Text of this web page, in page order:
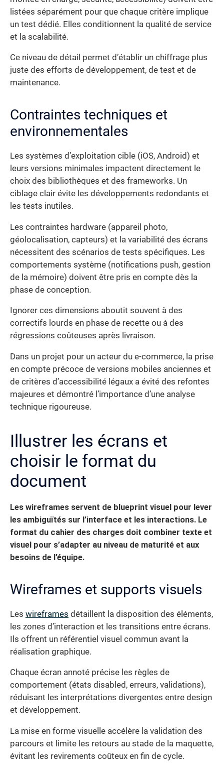
listées séparément pour que chaque critère implique
un test dédié. Elles conditionnent la qualité de service
et la scalabilité.
Ce niveau de détail permet d’établir un chiffrage plus
juste des efforts de développement, de test et de
maintenance.
Contraintes techniques et
environnementales
Les systèmes d’exploitation cible (iOS, Android) et
leurs versions minimales impactent directement le
choix des bibliothèques et des frameworks. Un
ciblage clair évite les développements redondants et
les tests inutiles.
Les contraintes hardware (appareil photo,
géolocalisation, capteurs) et la variabilité des écrans
nécessitent des scénarios de tests spécifiques. Les
comportements système (notifications push, gestion
de la mémoire) doivent être pris en compte dès la
phase de conception.
Ignorer ces dimensions aboutit souvent à des
correctifs lourds en phase de recette ou à des
régressions coûteuses après livraison.
Dans un projet pour un acteur du e-commerce, la prise
en compte précoce de versions mobiles anciennes et
de critères d’accessibilité légaux a évité des refontes
majeures et démontré l’importance d’une analyse
technique rigoureuse.
Illustrer les écrans et
choisir le format du
document
Les wireframes servent de blueprint visuel pour lever
les ambiguïtés sur l’interface et les interactions. Le
format du cahier des charges doit combiner texte et
visuel pour s’adapter au niveau de maturité et aux
besoins de l’équipe.
Wireframes et supports visuels
Les wireframes détaillent la disposition des éléments,
les zones d’interaction et les transitions entre écrans.
Ils offrent un référentiel visuel commun avant la
réalisation graphique.
Chaque écran annoté précise les règles de
comportement (états disabled, erreurs, validations),
réduisant les interprétations divergentes entre design
et développement.
La mise en forme visuelle accélère la validation des
parcours et limite les retours au stade de la maquette,
évitant les revirements coûteux en fin de cycle.